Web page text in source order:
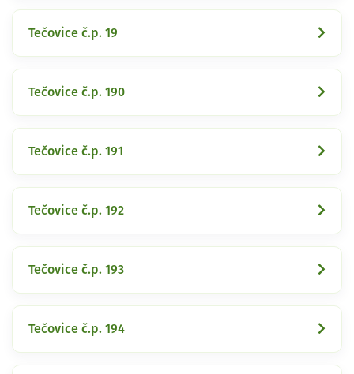
Tečovice č.p. 19
Tečovice č.p. 190
Tečovice č.p. 191
Tečovice č.p. 192
Tečovice č.p. 193
Tečovice č.p. 194